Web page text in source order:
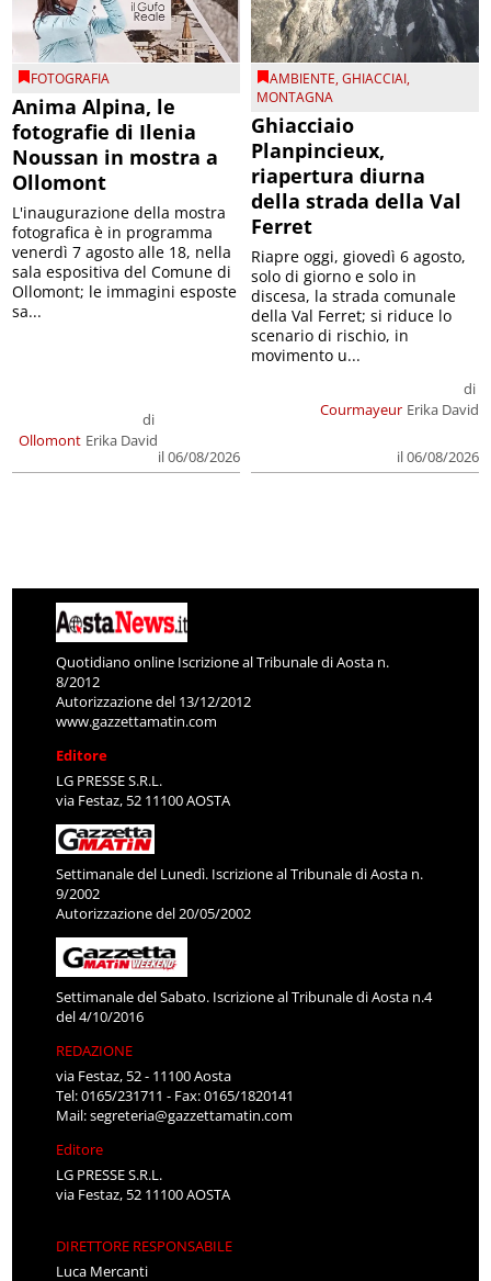
FOTOGRAFIA
Anima Alpina, le
fotografie di Ilenia
Noussan in mostra a
Ollomont
Ollomont
di
Erika David
il 06/08/2026
L'inaugurazione della mostra
fotografica è in programma
venerdì 7 agosto alle 18, nella
sala espositiva del Comune di
Ollomont; le immagini esposte
sa...
AMBIENTE,GHIACCIAI,
MONTAGNA
Ghiacciaio
Planpincieux,
riapertura diurna
della strada della Val
Ferret
Courmayeur
di
Erika David
il 06/08/2026
Riapre oggi, giovedì 6 agosto,
solo di giorno e solo in
discesa, la strada comunale
della Val Ferret; si riduce lo
scenario di rischio, in
movimento u...
Quotidiano online Iscrizione al Tribunale di Aosta n.
8/2012
Autorizzazione del 13/12/2012
www.gazzettamatin.com
Editore
LG PRESSE S.R.L.
via Festaz, 52 11100 AOSTA
Settimanale del Lunedì. Iscrizione al Tribunale di Aosta n.
9/2002
Autorizzazione del 20/05/2002
Settimanale del Sabato. Iscrizione al Tribunale di Aosta n.4
del 4/10/2016
REDAZIONE
via Festaz, 52 - 11100 Aosta
Tel: 0165/231711 - Fax: 0165/1820141
Mail:segreteria@gazzettamatin.com
Editore
LG PRESSE S.R.L.
via Festaz, 52 11100 AOSTA
DIRETTORE RESPONSABILE
Luca Mercanti